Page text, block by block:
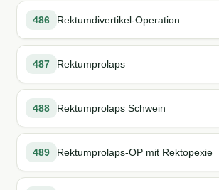
486 Rektumdivertikel-Operation
487 Rektumprolaps
488 Rektumprolaps Schwein
489 Rektumprolaps-OP mit Rektopexie